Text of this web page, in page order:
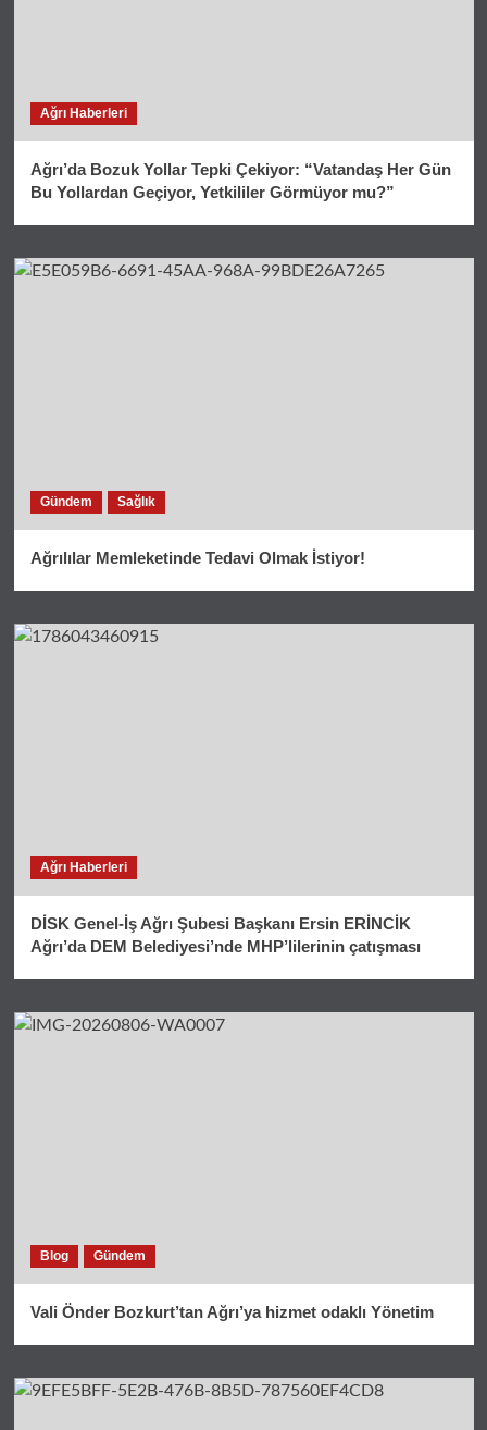
Ağrı Haberleri
Ağrı’da Bozuk Yollar Tepki Çekiyor: “Vatandaş Her Gün
Bu Yollardan Geçiyor, Yetkililer Görmüyor mu?”
Gündem Sağlık
Ağrılılar Memleketinde Tedavi Olmak İstiyor!
Ağrı Haberleri
DİSK Genel-İş Ağrı Şubesi Başkanı Ersin ERİNCİK
Ağrı’da DEM Belediyesi’nde MHP’lilerinin çatışması
Blog Gündem
Vali Önder Bozkurt’tan Ağrı’ya hizmet odaklı Yönetim